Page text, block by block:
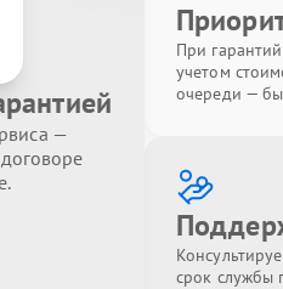
—
При
учетом
очереди —
срок службы